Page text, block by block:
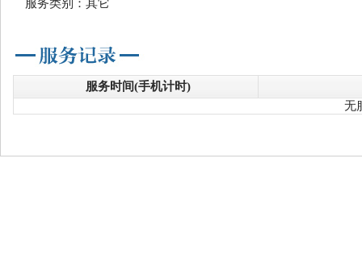
服务类别：其它